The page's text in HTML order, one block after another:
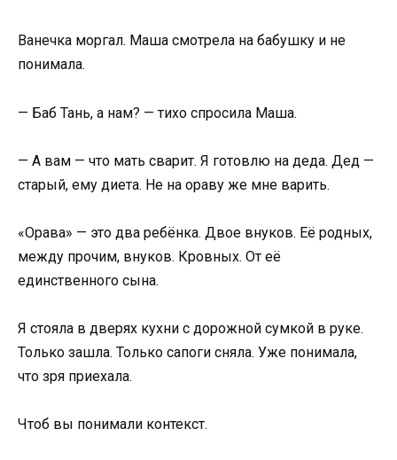
Ванечка моргал. Маша смотрела на бабушку и не
понимала.
— Баб Тань, а нам? — тихо спросила Маша.
— А вам — что мать сварит. Я готовлю на деда. Дед —
старый, ему диета. Не на ораву же мне варить.
«Орава» — это два ребёнка. Двое внуков. Её родных,
между прочим, внуков. Кровных. От её
единственного сына.
Я стояла в дверях кухни с дорожной сумкой в руке.
Только зашла. Только сапоги сняла. Уже понимала,
что зря приехала.
Чтоб вы понимали контекст.